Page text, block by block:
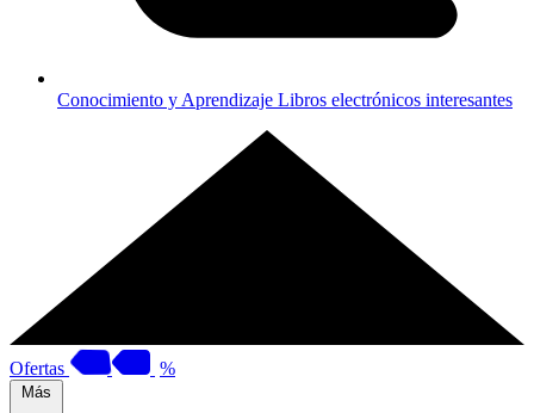
Conocimiento y Aprendizaje Libros electrónicos interesantes
Ofertas %
Más